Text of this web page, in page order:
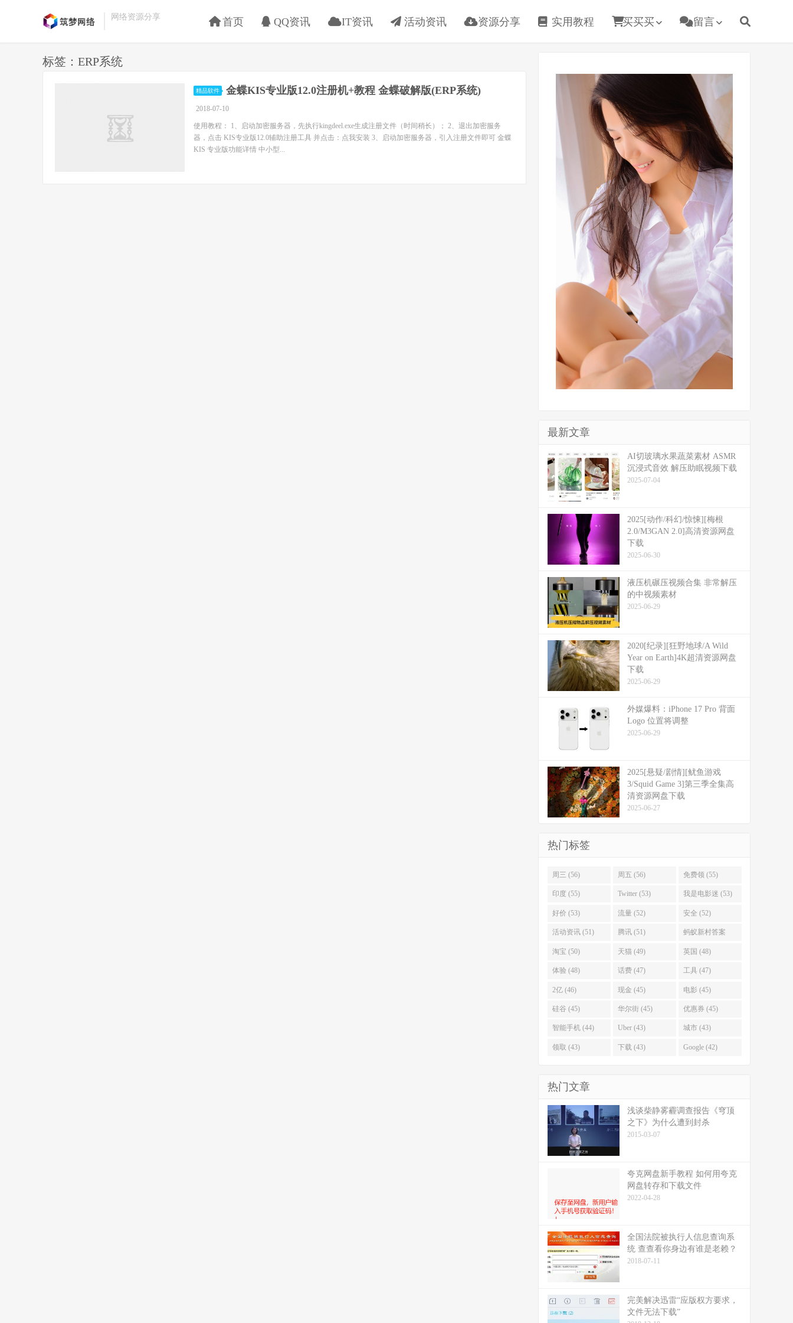
网络资源分享 首页 QQ资讯 IT资讯 活动资讯 资源分享 实用教程 买买买 留言
标签：ERP系统
精品软件 金蝶KIS专业版12.0注册机+教程 金蝶破解版(ERP系统)
2018-07-10
使用教程： 1、启动加密服务器，先执行kingdeel.exe生成注册文件（时间稍长）； 2、退出加密服务
器，点击 KIS专业版12.0辅助注册工具 并点击：点我安装 3、启动加密服务器，引入注册文件即可 金蝶
KIS 专业版功能详情 中小型...
最新文章
​​AI切玻璃水果蔬菜素材 ASMR
沉浸式音效 解压助眠视频下载
2025-07-04
2025[动作/科幻/惊悚][梅根
2.0/M3GAN 2.0]高清资源网盘
下载
2025-06-30
液压机碾压视频合集 非常解压
的中视频素材
2025-06-29
2020[纪录][狂野地球/A Wild
Year on Earth]4K超清资源网盘
下载
2025-06-29
外媒爆料：​​iPhone 17 Pro 背面
Logo 位置将调整​​
2025-06-29
2025[悬疑/剧情][鱿鱼游戏
3/Squid Game 3]第三季全集高
清资源网盘下载
2025-06-27
热门标签
周三 (56) 周五 (56) 免费领 (55)
印度 (55) Twitter (53) 我是电影迷 (53)
好价 (53) 流量 (52) 安全 (52)
活动资讯 (51) 腾讯 (51) 蚂蚁新村答案
(51)
淘宝 (50) 天猫 (49) 英国 (48)
体验 (48) 话费 (47) 工具 (47)
2亿 (46) 现金 (45) 电影 (45)
硅谷 (45) 华尔街 (45) 优惠券 (45)
智能手机 (44) Uber (43) 城市 (43)
领取 (43) 下载 (43) Google (42)
热门文章
浅谈柴静雾霾调查报告《穹顶
之下》为什么遭到封杀
2015-03-07
夸克网盘新手教程 如何用夸克
网盘转存和下载文件
2022-04-28
全国法院被执行人信息查询系
统 查查看你身边有谁是老赖？
2018-07-11
完美解决迅雷“应版权方要求，
文件无法下载”